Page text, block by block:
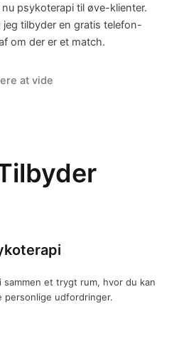
psykoterapi til øve-klienter.
jeg tilbyder en gratis telefon-
om der er et match.
at vide
sammen et trygt rum, hvor du kan
personlige udfordringer.